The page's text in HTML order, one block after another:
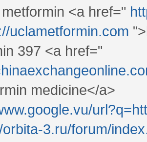
<a href="
uclametformin.com
397 <a href="
medicine</a>
orbita-3.ru/forum/